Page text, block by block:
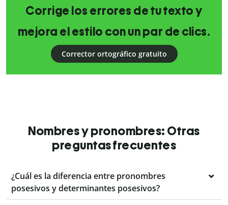
Corrige los errores de tu texto y
mejora el estilo con un par de clics.
Corrector ortográfico gratuito
Nombres y pronombres: Otras
preguntas frecuentes
¿Cuál es la diferencia entre pronombres
posesivos y determinantes posesivos?